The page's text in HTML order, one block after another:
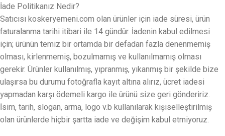
İade Politikanız Nedir?
Satıcısı koskeryemeni.com olan ürünler için iade süresi, ürün
faturalanma tarihi itibari ile 14 gündür. İadenin kabul edilmesi
için; ürünün temiz bir ortamda bir defadan fazla denenmemiş
olması, kirlenmemiş, bozulmamış ve kullanılmamış olması
gerekir. Ürünler kullanılmış, yıpranmış, yıkanmış bir şekilde bize
ulaşırsa bu durumu fotoğrafla kayıt altına alırız, ücret iadesi
yapmadan karşı ödemeli kargo ile ürünü size geri göndeririz.
İsim, tarih, slogan, arma, logo v.b kullanılarak kişiselleştirilmiş
olan ürünlerde hiçbir şartta iade ve değişim kabul etmiyoruz.